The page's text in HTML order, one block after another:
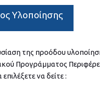
Υλοποίησης
της προόδου
Προγράμματος
να δείτε :–